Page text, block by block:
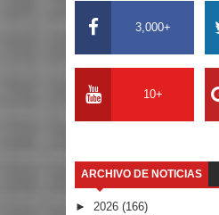
3,000+
10+
ARCHIVO DE NOTICIAS
► 2026 (166)